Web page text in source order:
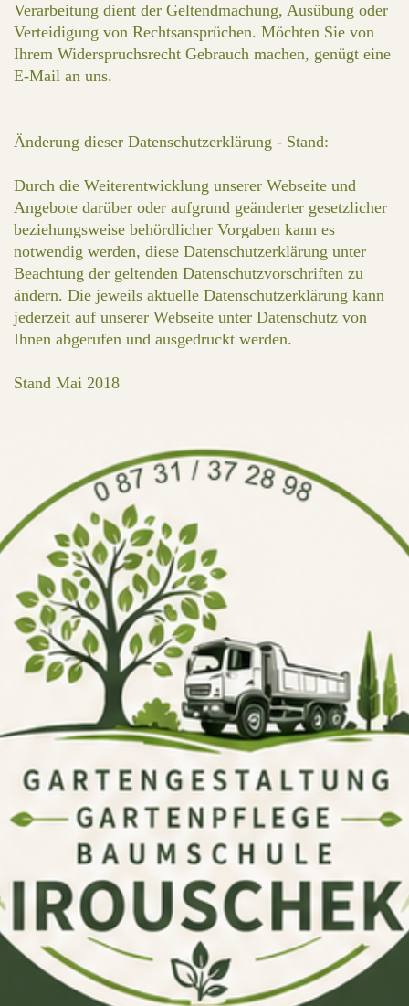
Verarbeitung dient der Geltendmachung, Ausübung oder
Verteidigung von Rechtsansprüchen. Möchten Sie von
Ihrem Widerspruchsrecht Gebrauch machen, genügt eine
E-Mail an uns.
Änderung dieser Datenschutzerklärung - Stand:
Durch die Weiterentwicklung unserer Webseite und
Angebote darüber oder aufgrund geänderter gesetzlicher
beziehungsweise behördlicher Vorgaben kann es
notwendig werden, diese Datenschutzerklärung unter
Beachtung der geltenden Datenschutzvorschriften zu
ändern. Die jeweils aktuelle Datenschutzerklärung kann
jederzeit auf unserer Webseite unter Datenschutz von
Ihnen abgerufen und ausgedruckt werden.
Stand Mai 2018